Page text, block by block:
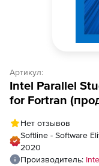
Артикул:
Intel Parallel
for Fortran
Pre-expiry)
Нет отзывов
Softline - Software
2020
Производитель: